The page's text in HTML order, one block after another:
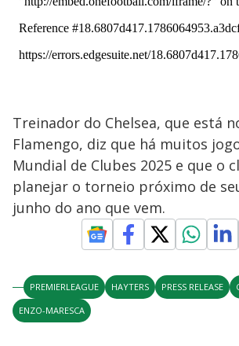
Treinador do Chelsea, que está
Flamengo, diz que há muitos
Mundial de Clubes 2025 e que o
planejar o torneio próximo de
junho do ano que vem.
PREMIERLEAGUE HAYTERS PRESS RELEASE
ENZO-MARESCA